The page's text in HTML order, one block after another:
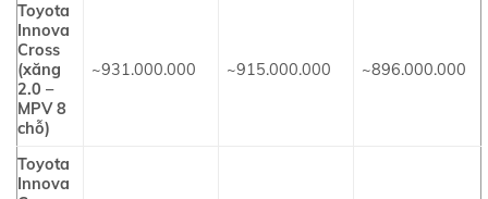
Toyota
Innova
Cross
(xăng
2.0 –
MPV 8
chỗ)
~931.000.000 ~915.000.000 ~896.000.000
Toyota
Innova